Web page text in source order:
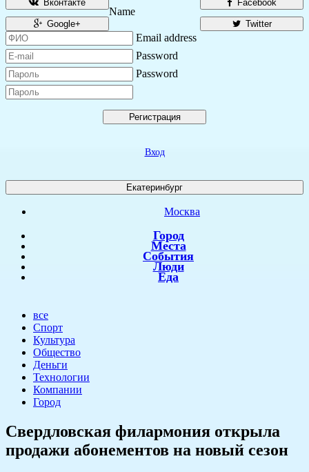
Facebook
Вконтакте
Twitter
Google+
Name
Email address
Password
Password
Регистрация
Вход
Екатеринбург
Москва
Город
Места
События
Люди
Еда
все
Спорт
Культура
Общество
Деньги
Технологии
Компании
Город
Свердловская филармония открыла
продажи абонементов на новый сезон